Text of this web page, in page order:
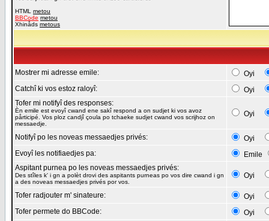
HTML metou
BBCode metou
Xhinåds metous
Mostrer mi adresse emile:
Oyi
Catchî ki vos estoz raloyî:
Oyi
Tofer mi notifyî des responses:
Èn emile est evoyî cwand ene sakî respond a on sudjet ki vos avoz
pårticipé. Vos ploz candjî çoula po tchaeke sudjet cwand vos scrijhoz on
messaedje.
Oyi
Notifyî po les noveas messaedjes privés:
Oyi
Evoyî les notifiaedjes pa:
Emile
Aspitant purnea po les noveas messaedjes privés:
Des stîles k' i gn a polèt drovi des aspitants purneas po vos dire cwand i gn
a des noveas messaedjes privés por vos.
Oyi
Tofer radjouter m' sinateure:
Oyi
Tofer permete do BBCode:
Oyi